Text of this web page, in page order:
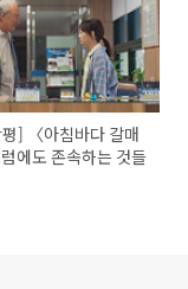
] 〈아침바다 갈매
에도 존속하는 것들